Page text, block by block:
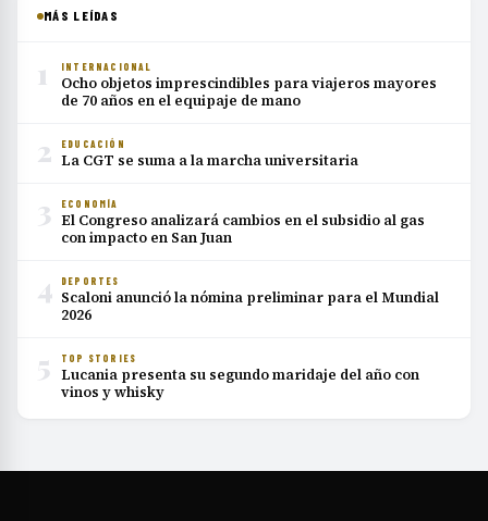
MÁS LEÍDAS
1 INTERNACIONAL
Ocho objetos imprescindibles para viajeros mayores
de 70 años en el equipaje de mano
2 EDUCACIÓN
La CGT se suma a la marcha universitaria
3 ECONOMÍA
El Congreso analizará cambios en el subsidio al gas
con impacto en San Juan
4 DEPORTES
Scaloni anunció la nómina preliminar para el Mundial
2026
5 TOP STORIES
Lucania presenta su segundo maridaje del año con
vinos y whisky